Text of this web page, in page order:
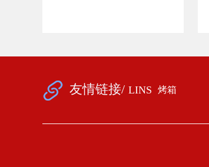
友情链接/ LINS 烤箱